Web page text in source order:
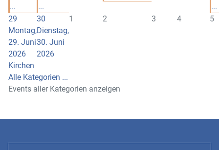
...
...
...
29
Montag,
29. Juni
2026
30
Dienstag,
30. Juni
2026
1 2 3 4 5
Kirchen
Alle Kategorien ...
Events aller Kategorien anzeigen